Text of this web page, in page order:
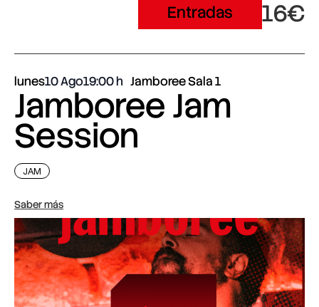
Entradas 16€
lunes10 Ago19:00 Jamboree Sala 1
Jamboree Jam
Session
JAM
Saber más